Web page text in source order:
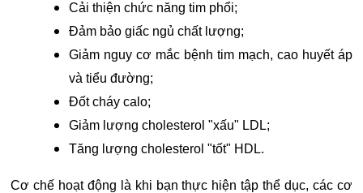
Cải thiện chức năng tim phổi;
Đảm bảo giấc ngủ chất lượng;
Giảm nguy cơ mắc bệnh tim mạch, cao huyết áp
và tiểu đường;
Đốt cháy calo;
Giảm lượng cholesterol "xấu" LDL;
Tăng lượng cholesterol "tốt" HDL.
Cơ chế hoạt động là khi bạn thực hiện tập thể dục, các cơ